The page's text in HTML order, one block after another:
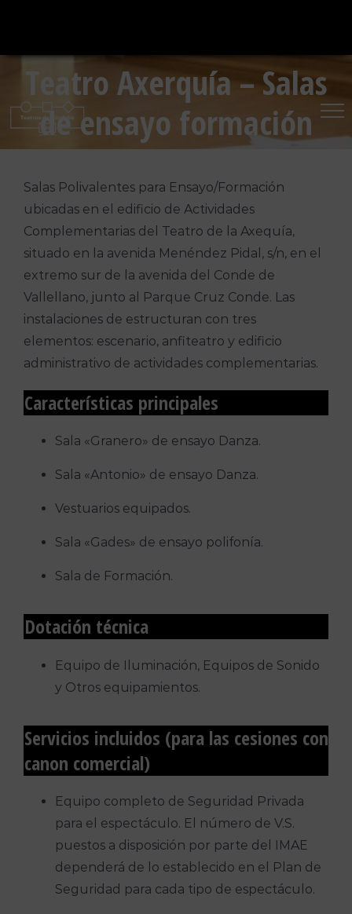
contenido
Teatro Axerquía – Salas
de ensayo formación
Salas Polivalentes para Ensayo/Formación
ubicadas en el edificio de Actividades
Complementarias del Teatro de la Axequía,
situado en la avenida Menéndez Pidal, s/n, en el
extremo sur de la avenida del Conde de
Vallellano, junto al Parque Cruz Conde. Las
instalaciones de estructuran con tres
elementos: escenario, anfiteatro y edificio
administrativo de actividades complementarias.
Características principales
Sala «Granero» de ensayo Danza.
Sala «Antonio» de ensayo Danza.
Vestuarios equipados.
Sala «Gades» de ensayo polifonía.
Sala de Formación.
Dotación técnica
Equipo de Iluminación, Equipos de Sonido
y Otros equipamientos.
Servicios incluidos (para las cesiones con
canon comercial)
Equipo completo de Seguridad Privada
para el espectáculo. El número de V.S.
puestos a disposición por parte del IMAE
dependerá de lo establecido en el Plan de
Seguridad para cada tipo de espectáculo.